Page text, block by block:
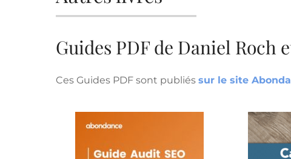
Guides PDF de Daniel Roch
Ces Guides PDF sont publiés sur le site